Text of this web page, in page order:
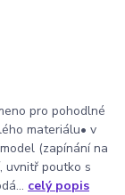
pro pohodlné
materiálu• v
(zapínání na
uvnitř poutko s
celý popis